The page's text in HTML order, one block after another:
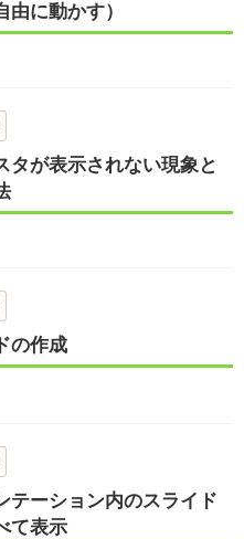
由に動かす）
タが表示されない現象と
の作成
テーション内のスライド
て表示